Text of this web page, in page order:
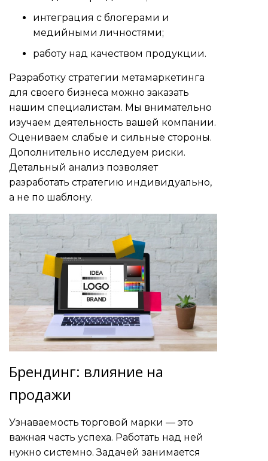
интеграция с блогерами и
медийными личностями;
работу над качеством продукции.
Разработку стратегии метамаркетинга
для своего бизнеса можно заказать
нашим специалистам. Мы внимательно
изучаем деятельность вашей компании.
Оцениваем слабые и сильные стороны.
Дополнительно исследуем риски.
Детальный анализ позволяет
разработать стратегию индивидуально,
а не по шаблону.
Брендинг: влияние на
продажи
Узнаваемость торговой марки — это
важная часть успеха. Работать над ней
нужно системно. Задачей занимается